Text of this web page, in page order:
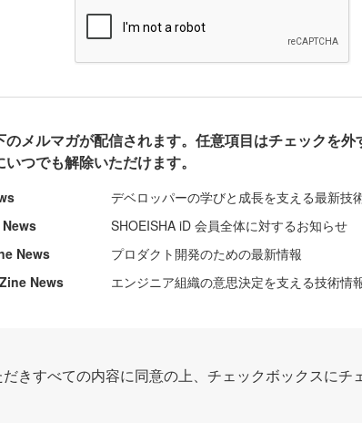
のメルマガが配信されます。任意項目はチェックを
つでも解除いただけます。
デベロッパーの学びと成長を支える最新技
News
SHOEISHA iD 会員全体に対するお知らせ
News
プロダクト開発のための最新情報
News
エンジニア組織の意思決定を支える技術情
きすべての内容に同意の上、チェックボックスにチ